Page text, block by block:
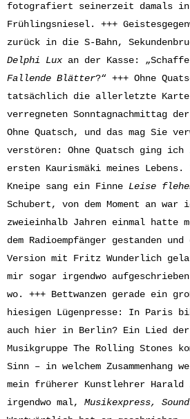
fotografiert seinerzeit damals in
Frühlingsniesel. +++
zurück in die S-Bahn,
Delphi Lux an der Kasse:
Fallende Blätter?“ +++ Ohne
tatsächlich die allerletzte Karte
verregneten Sonntagnachmittag
Ohne Quatsch, und das mag Sie
verstören: Ohne Quatsch ging ich
ersten Kaurismäki meines
Kneipe sang ein Finne Leise
Schubert, von dem Moment an
zweieinhalb Jahren einmal hatte
dem Radioempfänger gestanden
Version mit Fritz Wunderlich
mir sogar irgendwo
wo. +++ Bettwanzen gerade ein
hiesigen Lügenpresse: In Paris
auch hier in Berlin? Ein Lied der
Musikgruppe The Rolling Stones
Sinn – in welchem Zusammenhang
mein früherer Kunstlehrer Harald
irgendwo mal, Musikexpress,